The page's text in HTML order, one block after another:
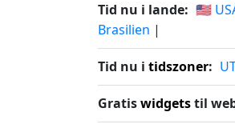
Tid nu i lande: 🇺🇸
Brasilien |
Tid nu i tidszoner:
Gratiswidgetstil